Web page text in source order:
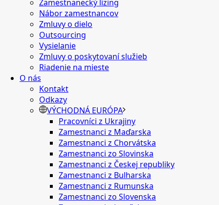
Zamestnanecký lízing
Nábor zamestnancov
Zmluvy o dielo
Outsourcing
Vysielanie
Zmluvy o poskytovaní služieb
Riadenie na mieste
O nás
Kontakt
Odkazy
VÝCHODNÁ EURÓPA
Pracovníci z Ukrajiny
Zamestnanci z Maďarska
Zamestnanci z Chorvátska
Zamestnanci zo Slovinska
Zamestnanci z Českej republiky
Zamestnanci z Bulharska
Zamestnanci z Rumunska
Zamestnanci zo Slovenska